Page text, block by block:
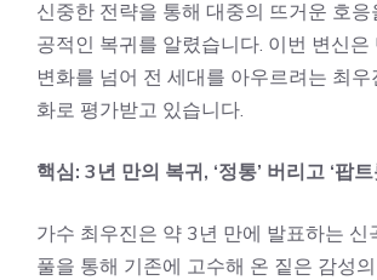
신중한 전략을 통해 대중의 뜨거운 호응
공적인 복귀를 알렸습니다. 이번 변신은
변화를 넘어 전 세대를 아우르려는 최우
화로 평가받고 있습니다.
핵심: 3년 만의 복귀, ‘정통’ 버리고 ‘팝
가수 최우진은 약 3년 만에 발표하는 신
풀을 통해 기존에 고수해 온 짙은 감성